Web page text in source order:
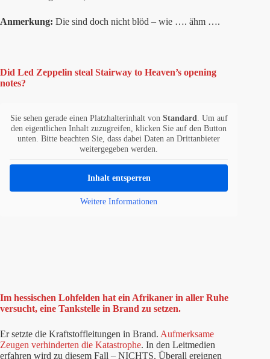
Anmerkung: Die sind doch nicht blöd – wie …. ähm ….
Did Led Zeppelin steal Stairway to Heaven’s opening
notes?
Sie sehen gerade einen Platzhalterinhalt von Standard
. Um auf
den eigentlichen Inhalt zuzugreifen, klicken Sie auf den Button
unten. Bitte beachten Sie, dass dabei Daten an Drittanbieter
weitergegeben werden.
Inhalt entsperren
Weitere Informationen
Im hessischen Lohfelden hat ein Afrikaner in aller Ruhe
versucht, eine Tankstelle in Brand zu setzen.
Er setzte die Kraftstoffleitungen in Brand. Aufmerksame
Zeugen verhinderten die Katastrophe. In den Leitmedien
erfahren wird zu diesem Fall – NICHTS. Überall ereignen